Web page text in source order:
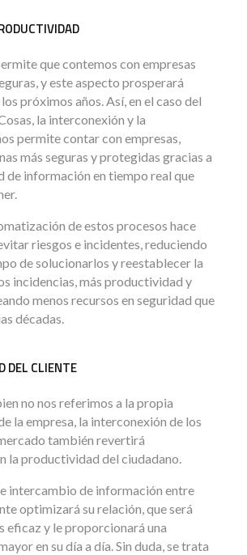
que contemos con empresas
y este aspecto prosperará
próximos años. Así, en el caso del
la interconexión y la
permite contar con empresas,
más seguras y protegidas gracias a
de información en tiempo real que
de estos procesos hace
riesgos e incidentes, reduciendo
de solucionarlos y reestablecer la
incidencias, más productividad y
menos recursos en seguridad que
décadas.
DEL CLIENTE
no nos referimos a la propia
la empresa, la interconexión de los
también revertirá
la productividad del ciudadano.
intercambio de información entre
optimizará su relación, que será
eficaz y le proporcionará una
en su día a día. Sin duda, se trata